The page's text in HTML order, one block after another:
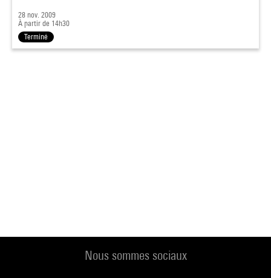
28 nov. 2009
À partir de 14h30
Terminé
Nous sommes sociaux